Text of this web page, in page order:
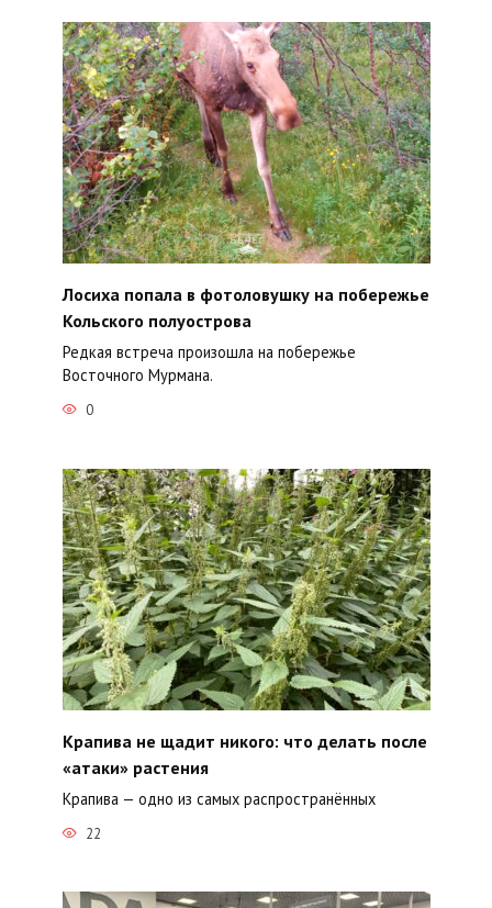
Лосиха попала в фотоловушку на побережье
Кольского полуострова
Редкая встреча произошла на побережье
Восточного Мурмана.
0
Крапива не щадит никого: что делать после
«атаки» растения
Крапива — одно из самых распространённых
22